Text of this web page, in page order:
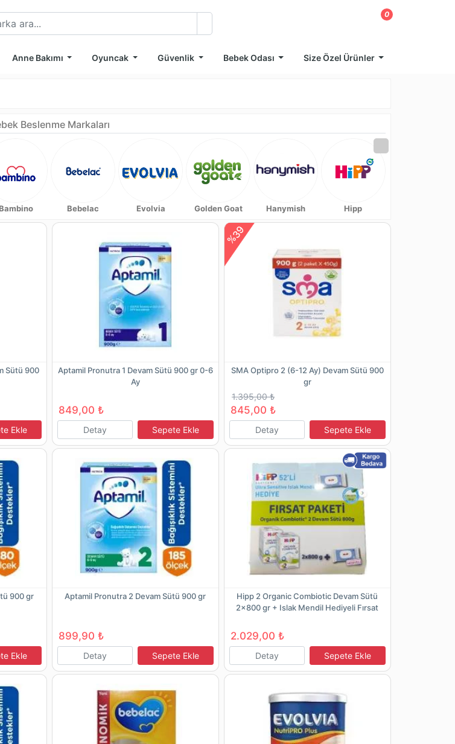
0
Anne Bakımı Oyuncak Güvenlik Bebek Odası Size Özel Ürünler
Beslenme Markaları
Bebelac Evolvia Golden Goat Hanymish Hipp
Sütü 900
Ekle
Aptamil Pronutra 1 Devam Sütü 900 gr 0-6
Ay
849,00 ₺
Detay Sepete Ekle
%39
SMA Optipro 2 (6-12 Ay) Devam Sütü 900
gr
1.395,00 ₺
845,00 ₺
Detay Sepete Ekle
900 gr
Ekle
Aptamil Pronutra 2 Devam Sütü 900 gr
899,90 ₺
Detay Sepete Ekle
Hipp 2 Organic Combiotic Devam Sütü
2x800 gr + Islak Mendil Hediyeli Fırsat
2.029,00 ₺
Detay Sepete Ekle